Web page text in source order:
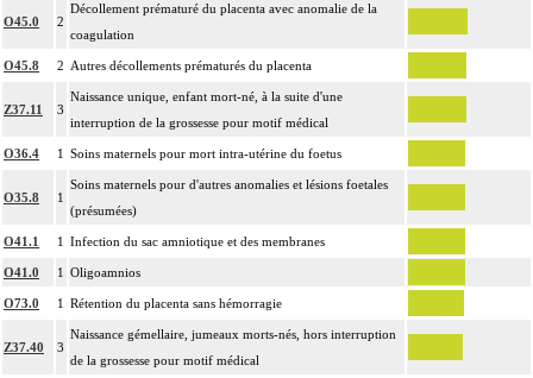
O45.0 2
Décollement prématuré du placenta avec anomalie de la
coagulation
O45.8 2 Autres décollements prématurés du placenta
Z37.11 3
Naissance unique, enfant mort-né, à la suite d'une
interruption de la grossesse pour motif médical
O36.4 1 Soins maternels pour mort intra-utérine du foetus
O35.8 1
Soins maternels pour d'autres anomalies et lésions foetales
(présumées)
O41.1 1 Infection du sac amniotique et des membranes
O41.0 1 Oligoamnios
O73.0 1 Rétention du placenta sans hémorragie
Z37.40 3
Naissance gémellaire, jumeaux morts-nés, hors interruption
de la grossesse pour motif médical